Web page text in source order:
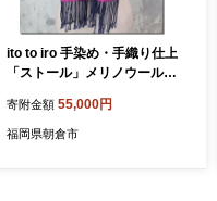
ito to iro 手染め・手織り仕上
「ストール」メリノウール1
ンク ファッション小物
寄附金額 55,000円
福岡県朝倉市